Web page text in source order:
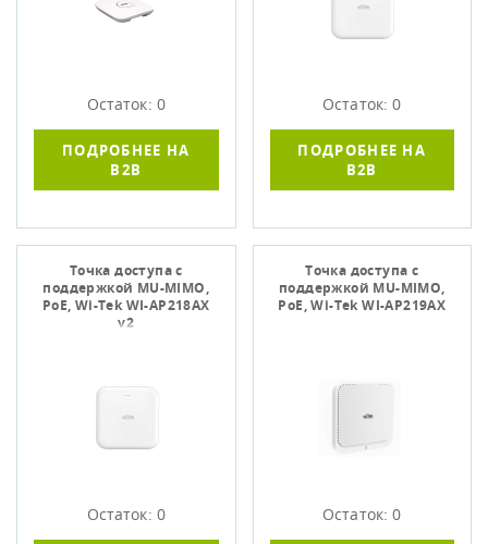
Остаток: 0
ПОДРОБНЕЕ НА
B2B
Остаток: 0
ПОДРОБНЕЕ НА
B2B
Точка доступа c
поддержкой MU-MIMO,
PoE, Wi-Tek WI-AP218AX
v2
Остаток: 0
Точка доступа c
поддержкой MU-MIMO,
PoE, Wi-Tek WI-AP219AX
Остаток: 0